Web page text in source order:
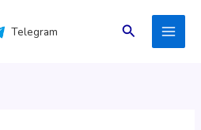
Telegram Поиск